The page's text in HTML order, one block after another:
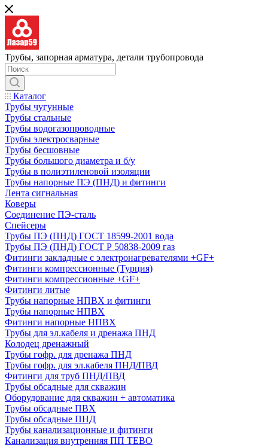
Трубы, запорная арматура, детали трубопровода
Каталог
Трубы чугунные
Трубы стальные
Трубы водогазопроводные
Трубы электросварные
Трубы бесшовные
Трубы большого диаметра и б/у
Трубы в полиэтиленовой изоляции
Трубы напорные ПЭ (ПНД) и фитинги
Лента сигнальная
Коверы
Соединение ПЭ-сталь
Спейсеры
Трубы ПЭ (ПНД) ГОСТ 18599-2001 вода
Трубы ПЭ (ПНД) ГОСТ Р 50838-2009 газ
Фитинги закладные с электронагревателями +GF+
Фитинги компрессионные (Турция)
Фитинги компрессионные +GF+
Фитинги литые
Трубы напорные НПВХ и фитинги
Трубы напорные НПВХ
Фитинги напорные НПВХ
Трубы для эл.кабеля и дренажа ПНД
Колодец дренажный
Трубы гофр. для дренажа ПНД
Трубы гофр. для эл.кабеля ПНД/ПВД
Фитинги для труб ПНД/ПВД
Трубы обсадные для скважин
Оборудование для скважин + автоматика
Трубы обсадные ПВХ
Трубы обсадные ПНД
Трубы канализационные и фитинги
Канализация внутренняя ПП TEBO